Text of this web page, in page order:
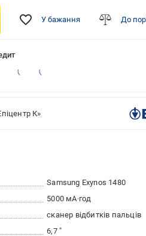
У бажання До
К»
Samsung Exynos 1480
5000 мА·год
сканер відбитків пальців
6,7 "